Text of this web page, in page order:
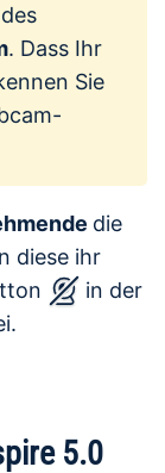
des
. Dass Ihr
Sie
die
diese ihr
in der
5.0